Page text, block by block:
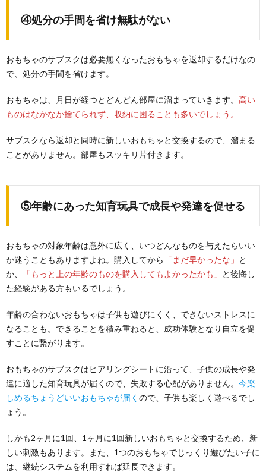
④処分の手間を省け無駄がない
おもちゃのサブスクは必要無くなったおもちゃを返却するだけなの
で、処分の手間を省けます。
おもちゃは、月日が経つとどんどん部屋に溜まっていきます。 高い
ものはなかなか捨てられず、収納に困ることも多いでしょう。
サブスクなら返却と同時に新しいおもちゃと交換するので、溜まる
ことがありません。部屋もスッキリ片付きます。
⑤年齢にあった知育玩具で成長や発達を促せる
おもちゃの対象年齢は意外に広く、いつどんなものを与えたらいい
か迷うこともありますよね。購入してから 「まだ早かったな」 と
か、
「もっと上の年齢のものを購入してもよかったかも」 と後悔し
た経験がある方もいるでしょう。
年齢の合わないおもちゃは子供も遊びにくく、できないストレスに
なることも。できることを積み重ねると、成功体験となり自立を促
すことに繋がります。
おもちゃのサブスクはヒアリングシートに沿って、子供の成長や発
達に適した知育玩具が届くので、失敗する心配がありません。 今楽
しめるちょうどいいおもちゃが届く ので、子供も楽しく遊べるでし
ょう。
しかも2ヶ月に1回、1ヶ月に1回新しいおもちゃと交換するため、新
しい刺激もあります。また、1つのおもちゃでじっくり遊びたい子に
は、継続システムを利用すれば延長できます。